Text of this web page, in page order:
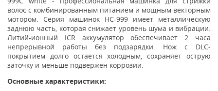
волос с комбинированным питанием и мощным векторным
мотором. Серия машинок HC-999 имеет металлическую
заднюю часть, которая снижает уровень шума и вибрации.
Литий-ионный ICR аккумулятор обеспечивает 2 часа
непрерывной работы без подзарядки. Нож с DLC-
покрытием долго остаётся холодным, сохраняет острую
заточку и меньше подвержен коррозии.
Основные характеристики: